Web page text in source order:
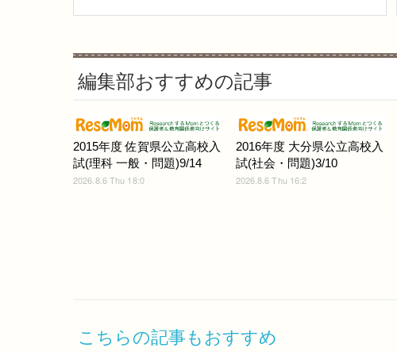
編集部おすすめの記事
2015年度 佐賀県公立高校入
試(理科 一般・問題)9/14
2026.8.6 Thu 18:0
2016年度 大分県公立高校入
試(社会・問題)3/10
2026.8.6 Thu 16:2
こちらの記事もおすすめ